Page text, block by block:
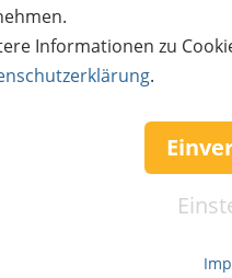
Informationen zu
.